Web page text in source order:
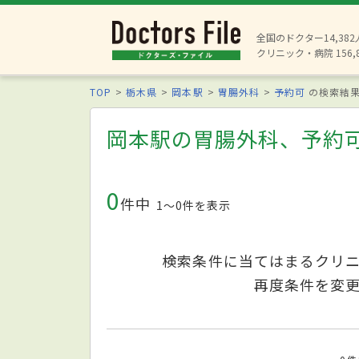
全国のドクター14,382
クリニック・病院
TOP 栃木県 岡本駅 胃腸外科 予約可 の検索結
岡本駅の胃腸外科、予約
0件中 1〜0件を表示
検索条件に当てはまるクリ
再度条件を変